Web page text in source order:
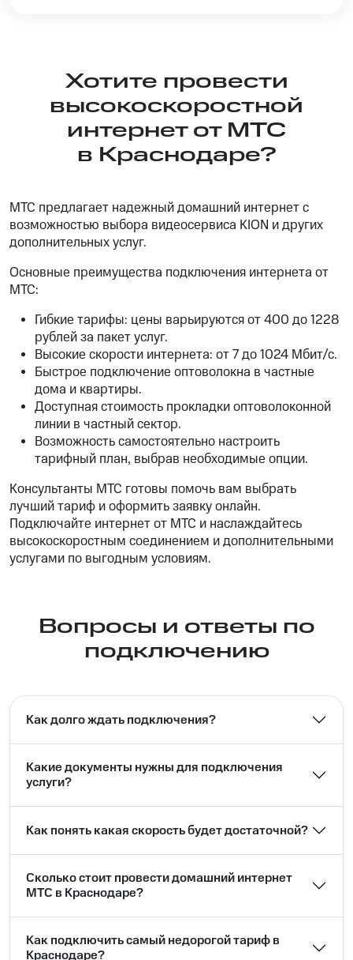
Хотите провести
высокоскоростной
интернет от МТС
в Краснодаре?
МТС предлагает надежный домашний интернет с
возможностью выбора видеосервиса KION и других
дополнительных услуг.
Основные преимущества подключения интернета от
МТС:
Гибкие тарифы: цены варьируются от 400 до 1228
рублей за пакет услуг.
Высокие скорости интернета: от 7 до 1024 Мбит/с.
Быстрое подключение оптоволокна в частные
дома и квартиры.
Доступная стоимость прокладки оптоволоконной
линии в частный сектор.
Возможность самостоятельно настроить
тарифный план, выбрав необходимые опции.
Консультанты МТС готовы помочь вам выбрать
лучший тариф и оформить заявку онлайн.
Подключайте интернет от МТС и наслаждайтесь
высокоскоростным соединением и дополнительными
услугами по выгодным условиям.
Вопросы и ответы по
подключению
Как долго ждать подключения?
Какие документы нужны для подключения
услуги?
Как понять какая скорость будет достаточной?
Сколько стоит провести домашний интернет
МТС в Краснодаре?
Как подключить самый недорогой тариф в
Краснодаре?